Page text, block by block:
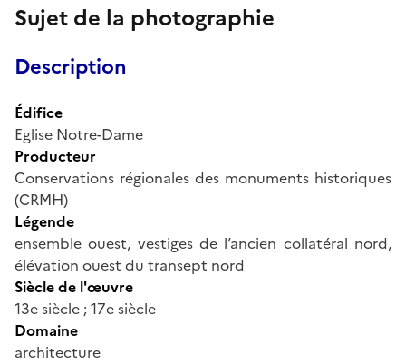
Sujet de la photographie
Description
Édifice
Eglise Notre-Dame
Producteur
Conservations régionales des monuments historiques
(CRMH)
Légende
ensemble ouest, vestiges de l’ancien collatéral nord,
élévation ouest du transept nord
Siècle de l'œuvre
13e siècle ; 17e siècle
Domaine
architecture